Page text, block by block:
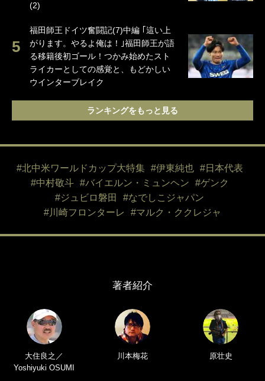
(2)
福田師王ドイツ奮闘記(7)中編 ｢這い上
がります。やるよ俺は！｣福田師王が語
る移籍後初ゴール！つかみ始めたスト
ライカーとしての感覚と、もどかしい
ウインターブレイク
ランキングをもっと見る
#北中米ワールドカップ大特集 #伊東純也
#日本代表
#中村敬斗
#バイエルン・ミュンヘン
#ゲンク
#ジュビロ磐田
#なでしこジャパン
#川崎フロンターレ
#マルク・ククレジャ
著者紹介
大住良之／
Yoshiyuki OSUMI
川本梅花 原壮史